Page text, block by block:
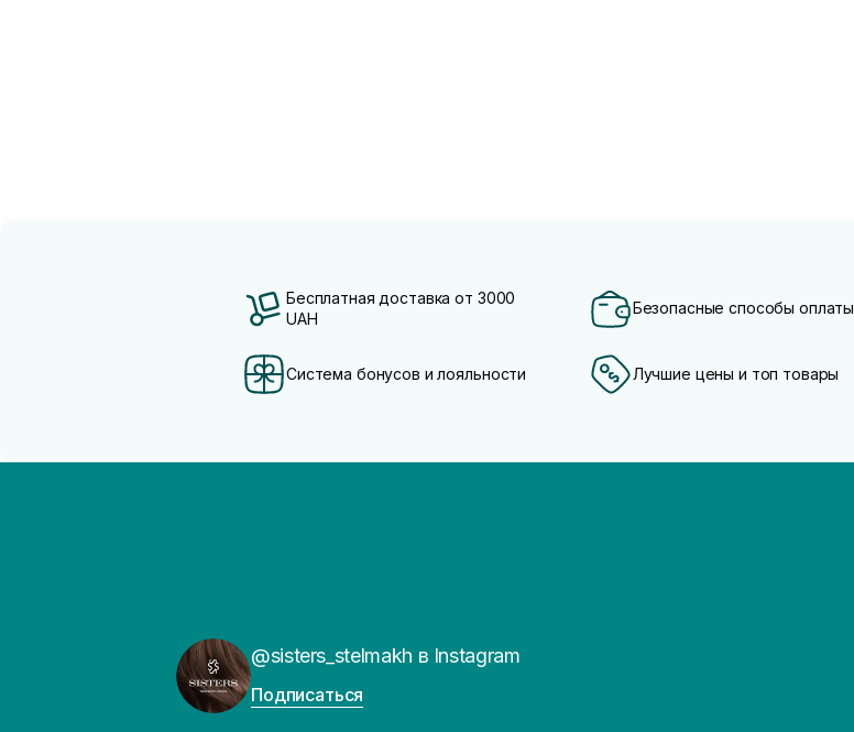
Бесплатная доставка от 3000
UAH
Безопасные способы оплаты
Система бонусов и лояльности Лучшие цены и топ товары
@sisters_stelmakh в Instagram
Подписаться